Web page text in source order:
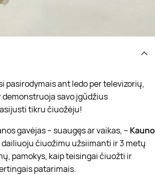
pasirodymais ant ledo per televizorių,
savo įgūdžius
tikru čiuožėju!
gavėjas – suaugęs ar vaikas, – Kauno
čiuožimu užsiimanti ir 3 metų
pamokys, kaip teisingai čiuožti ir
patarimais.